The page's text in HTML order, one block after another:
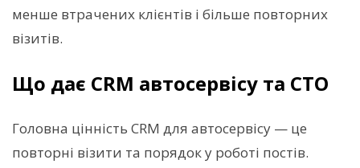
менше втрачених клієнтів і більше повторних
візитів.
Що дає CRM автосервісу та СТО
Головна цінність CRM для автосервісу — це
повторні візити та порядок у роботі постів.